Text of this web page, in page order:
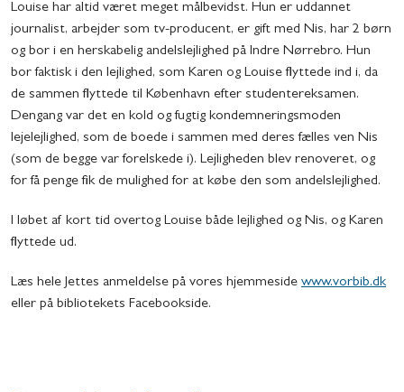
Louise har altid været meget målbevidst. Hun er uddannet
journalist, arbejder som tv-producent, er gift med Nis, har 2 børn
og bor i en herskabelig andelslejlighed på Indre Nørrebro. Hun
bor faktisk i den lejlighed, som Karen og Louise flyttede ind i, da
de sammen flyttede til København efter studentereksamen.
Dengang var det en kold og fugtig kondemneringsmoden
lejelejlighed, som de boede i sammen med deres fælles ven Nis
(som de begge var forelskede i). Lejligheden blev renoveret, og
for få penge fik de mulighed for at købe den som andelslejlighed.
I løbet af kort tid overtog Louise både lejlighed og Nis, og Karen
flyttede ud.
Læs hele Jettes anmeldelse på vores hjemmeside www.vorbib.dk
eller på bibliotekets Facebookside.